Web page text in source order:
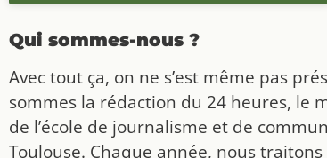
Qui sommes-nous ?
Avec tout ça, on ne s’est même pas
sommes la rédaction du 24 heures, le
de l’école de journalisme et de
Toulouse. Chaque année, nous